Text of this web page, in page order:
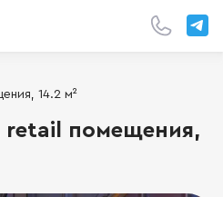
14.2 м²
помещения,